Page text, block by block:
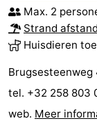
Max. 2
Strand afstand
Huisdieren
Brugsesteenweg
tel. +32 258 803
web. Meer